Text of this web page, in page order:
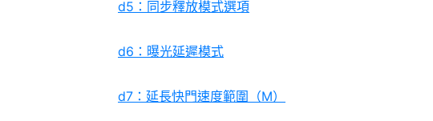
d5：同步釋放模式選項
d6：曝光延遲模式
d7：延長快門速度範圍（M）